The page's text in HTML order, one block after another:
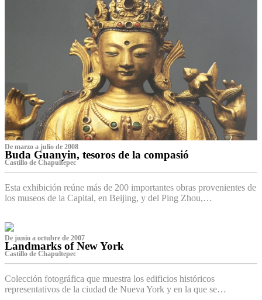
De marzo a julio de 2008
Buda Guanyin, tesoros de la compasió
Castillo de Chapultepec
Esta exhibición reúne más de 200 importantes obras provenientes de
los museos de la Capital, en Beijing, y del Ping Zhou,…
De junio a octubre de 2007
Landmarks of New York
Castillo de Chapultepec
Colección fotográfica que muestra los edificios históricos
representativos de la ciudad de Nueva York y en la que se…